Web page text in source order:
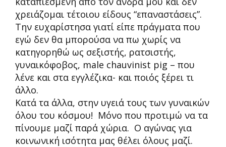
χρειάζομαι τέτοιου είδους “επαναστάσεις”.
Την ευχαρίστησα γιατί είπε πράγματα που
εγώ δεν θα μπορούσα να πω χωρίς να
κατηγορηθώ ως σεξιστής, ρατσιστής,
γυναικόφοβος, male chauvinist pig – που
λένε και στα εγγλέζικα- και ποιός ξέρει τι
άλλο.
Κατά τα άλλα, στην υγειά τους των γυναικών
όλου του κόσμου! Μόνο που προτιμώ να τα
πίνουμε μαζί παρά χώρια. Ο αγώνας για
κοινωνική ισότητα μας θέλει όλους μαζί.